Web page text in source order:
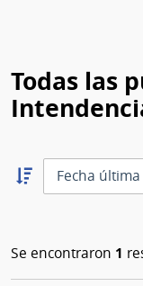
Todas las
Ordernar
descendente:
Se encontraron 1